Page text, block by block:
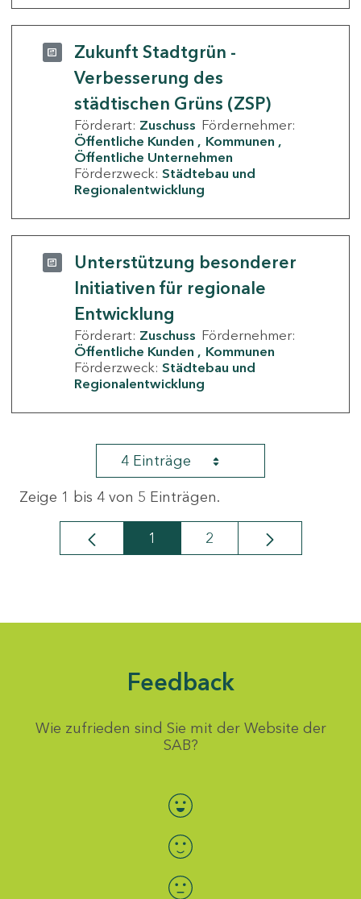
Zukunft Stadtgrün -
Verbesserung des
städtischen Grüns (ZSP)
Förderart: Zuschuss Fördernehmer:
Öffentliche Kunden
Kommunen
Öffentliche Unternehmen
Förderzweck: Städtebau und
Regionalentwicklung
Unterstützung besonderer
Initiativen für regionale
Entwicklung
Förderart: Zuschuss Fördernehmer:
Öffentliche Kunden
Kommunen
Förderzweck: Städtebau und
Regionalentwicklung
4 Einträge
Zeige 1 bis 4 von 5 Einträgen.
Seite
1 Seite
2
Feedback
Wie zufrieden sind Sie mit der Website der
SAB?
Bewertung auswählen